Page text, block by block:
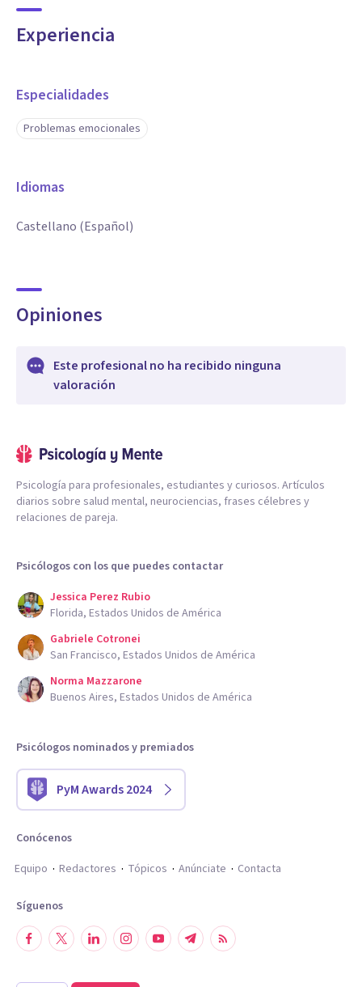
Experiencia
Especialidades
Problemas emocionales
Idiomas
Castellano (Español)
Opiniones
Este profesional no ha recibido ninguna
valoración
Psicología para profesionales, estudiantes y curiosos. Artículos
diarios sobre salud mental, neurociencias, frases célebres y
relaciones de pareja.
Psicólogos con los que puedes contactar
Jessica Perez Rubio
Florida, Estados Unidos de América
Gabriele Cotronei
San Francisco, Estados Unidos de América
Norma Mazzarone
Buenos Aires, Estados Unidos de América
Psicólogos nominados y premiados
PyM Awards 2024
Conócenos
Equipo
Redactores Tópicos Anúnciate Contacta
Síguenos